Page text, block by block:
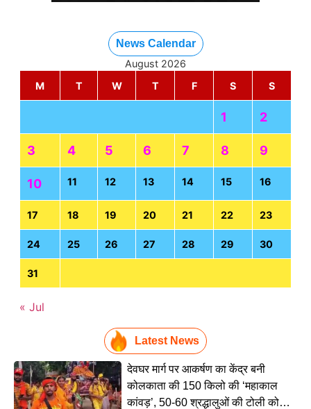
News Calendar
August 2026
M
T W T F S S
1 2
3 4 5 6 7 8 9
10 11 12 13 14 15 16
17 18 19 20 21 22 23
24 25 26 27 28 29 30
31
« Jul
Latest News
देवघर मार्ग पर आकर्षण का केंद्र बनी
कोलकाता की 150 किलो की ‘महाकाल
कांवड़’, 50-60 श्रद्धालुओं की टोली को